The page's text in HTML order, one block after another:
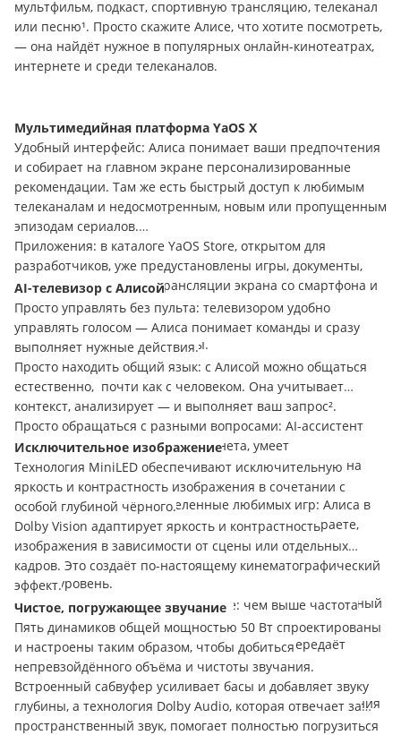
мультфильм, подкаст, спортивную трансляцию, телеканал
или песню¹. Просто cкажите Алисе, что хотите посмотреть,
— она найдёт нужное в популярных онлайн-кинотеатрах,
интернете и среди телеканалов.
Мультимедийная платформа YaOS X
Удобный интерфейс: Алиса понимает ваши предпочтения
и собирает на главном экране персонализированные
рекомендации. Там же есть быстрый доступ к любимым
телеканалам и недосмотренным, новым или пропущенным
эпизодам сериалов.
Приложения: в каталоге YaOS Store, открытом для
разработчиков, уже предустановлены игры, документы,
программаEshareдля трансляции экрана со смартфона и
другие популярные приложения — и список будет
пополняться. А если не нашли нужное, устанавливайте
приложения через APK-файлы.
AI-телевизор с Алисой
Просто управлять без пульта: телевизором удобно
управлять голосом — Алиса понимает команды и сразу
выполняет нужные действия.
Просто находить общий язык: с Алисой можно общаться
естественно, почти как с человеком. Она учитывает
контекст, анализирует — и выполняет ваш запрос².
Просто обращаться с разными вопросами: AI-ассистент
обладает всеми знаниями интернета, умеет
анализировать информацию и развёрнуто отвечать на
вопросы.
Просто погружаться во вселенные любимых игр: Алиса в
реальном времени понимает, в какую игру вы играете,
распознаёт, что происходит на экране, определяет
контекст игры и даёт подсказки — например, как пройти
новый уровень.
Просто смотреть в потрясающем качестве: искусственный
интеллект определяет, какие объекты сейчас на экране, и
выбирает настройки для улучшения цветопередачи,
яркости и контрастности.
Исключительное изображение
Технология MiniLED обеспечивают исключительную
яркость и контрастность изображения в сочетании с
особой глубиной чёрного.
Dolby Vision адаптирует яркость и контрастность
изображения в зависимости от сцены или отдельных
кадров. Это создаёт по-настоящему кинематографический
эффект.
Максимум скорости в каждом кадре: чем выше частота
обновления экрана, тем более плавным изображением вы
наслаждаетесь. Экран с поддержкой 144 Гц передаёт
больше деталей в динамичных сценах и играх.
Авторские настройки от инженеров Яндекса: вам не
придётся вручную регулировать параметры изображения
— они уже настроены специалистами Яндекса.
Чистое, погружающее звучание
Пять динамиков общей мощностью 50 Вт спроектированы
и настроены таким образом, чтобы добиться
непревзойдённого объёма и чистоты звучания.
Встроенный сабвуфер усиливает басы и добавляет звуку
глубины, а технология Dolby Audio, которая отвечает за
пространственный звук, помогает полностью погрузиться